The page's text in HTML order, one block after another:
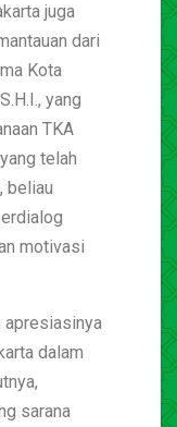
juga
dari
Kota
yang
TKA
telah
beliau
motivasi
apresiasinya
dalam
sarana